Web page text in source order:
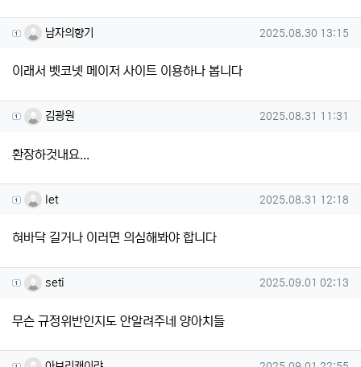
남자의향기님의 댓글
남자의향기 작성일
2025.08.30 13:15
이래서 벳코넷 메이저 사이트 이용하나 봅니다
김광원님의 댓글
김광원 작성일
2025.08.31 11:31
환장하것내요...
let님의 댓글
let 작성일
2025.08.31 12:18
혀바닥 길거나 이러면 의심해봐야 합니다
seti님의 댓글
seti 작성일
2025.09.01 02:13
무슨 규정위반인지도 안알려주네 양아치들